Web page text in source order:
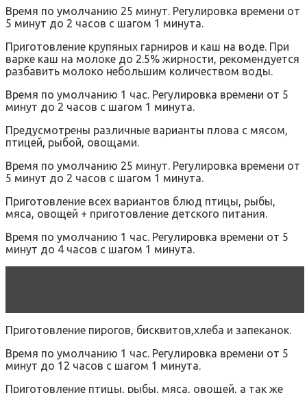
Время по умолчанию 25 минут. Регулировка времени от
5 минут до 2 часов с шагом 1 минута.
Приготовление крупяных гарниров и каш на воде. При
варке каш на молоке до 2.5% жирности, рекомендуется
разбавить молоко небольшим количеством воды.
Время по умолчанию 1 час. Регулировка времени от 5
минут до 2 часов с шагом 1 минута.
Предусмотрены различные варианты плова с мясом,
птицей, рыбой, овощами.
Время по умолчанию 25 минут. Регулировка времени от
5 минут до 2 часов с шагом 1 минута.
Приготовление всех вариантов блюд птицы, рыбы,
мяса, овощей + приготовление детского питания.
Время по умолчанию 1 час. Регулировка времени от 5
минут до 4 часов с шагом 1 минута.
Приготовление пирогов, бисквитов,хлеба и запеканок.
Время по умолчанию 1 час. Регулировка времени от 5
минут до 12 часов с шагом 1 минута.
Приготовление птицы, рыбы, мяса, овощей, а так же